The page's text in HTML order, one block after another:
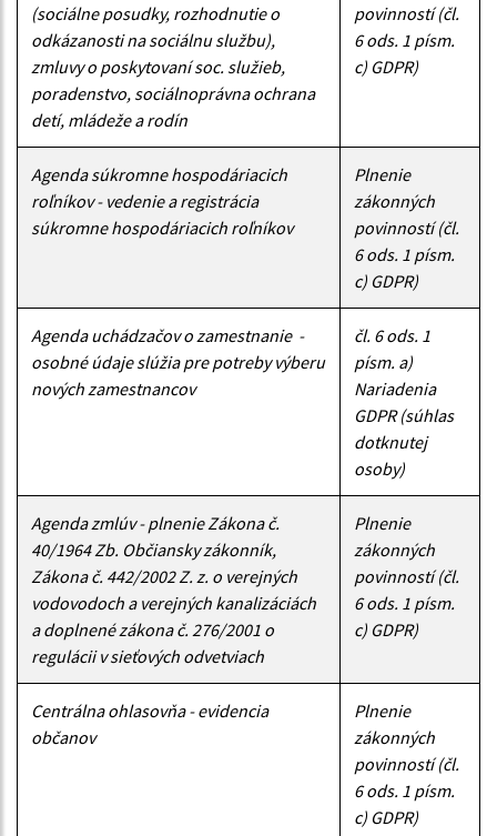
(sociálne posudky, rozhodnutie o
odkázanosti na sociálnu službu),
zmluvy o poskytovaní soc. služieb,
poradenstvo, sociálnoprávna ochrana
detí, mládeže a rodín
povinností (čl.
6 ods. 1 písm.
c) GDPR)
Agenda súkromne hospodáriacich
roľníkov - vedenie a registrácia
súkromne hospodáriacich roľníkov
Plnenie
zákonných
povinností (čl.
6 ods. 1 písm.
c) GDPR)
Agenda uchádzačov o zamestnanie -
osobné údaje slúžia pre potreby výberu
nových zamestnancov
čl. 6 ods. 1
písm. a)
Nariadenia
GDPR (súhlas
dotknutej
osoby)
Agenda zmlúv - plnenie Zákona č.
40/1964 Zb. Občiansky zákonník,
Zákona č. 442/2002 Z. z. o verejných
vodovodoch a verejných kanalizáciách
a doplnené zákona č. 276/2001 o
regulácii v sieťových odvetviach
Plnenie
zákonných
povinností (čl.
6 ods. 1 písm.
c) GDPR)
Centrálna ohlasovňa - evidencia
občanov
Plnenie
zákonných
povinností (čl.
6 ods. 1 písm.
c) GDPR)